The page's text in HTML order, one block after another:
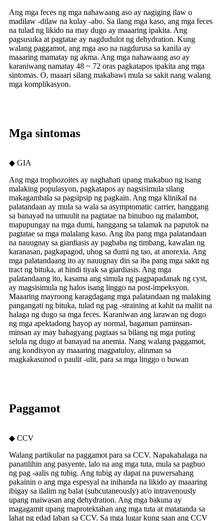
Ang mga feces ng mga nahawaang aso ay nagiging ilaw o
madilaw -dilaw na kulay -abo. Sa ilang mga kaso, ang mga feces
na tulad ng likido na may dugo ay maaaring ipakita. Ang
pagsusuka at pagtatae ay nagdudulot ng dehydration. Kung
walang paggamot, ang mga aso na nagdurusa sa kanila ay
maaaring mamatay ng akma. Ang mga nahawaang aso ay
karaniwang namatay 48 ~ 72 oras pagkatapos ipakita ang mga
sintomas. O, maaari silang makabawi mula sa sakit nang walang
mga komplikasyon.
Mga sintomas
◆ GIA
Ang mga trophozoites ay naghahati upang makabuo ng isang
malaking populasyon, pagkatapos ay nagsisimula silang
makagambala sa pagsipsip ng pagkain. Ang mga klinikal na
palatandaan ay mula sa wala sa asymptomatic carrier, hanggang
sa banayad na umuulit na pagtatae na binubuo ng malambot,
mapupungay na mga dumi, hanggang sa talamak na paputok na
pagtatae sa mga malalang kaso. Ang iba pang mga palatandaan
na nauugnay sa giardiasis ay pagbaba ng timbang, kawalan ng
karanasan, pagkapagod, uhog sa dumi ng tao, at anorexia. Ang
mga palatandaang ito ay nauugnay din sa iba pang mga sakit ng
tract ng bituka, at hindi tiyak sa giardiasis. Ang mga
palatandaang ito, kasama ang simula ng pagpapadanak ng cyst,
ay magsisimula ng halos isang linggo na post-impeksyon.
Maaaring mayroong karagdagang mga palatandaan ng malaking
pangangati ng bituka, tulad ng pag -straining at kahit na maliit na
halaga ng dugo sa mga feces. Karaniwan ang larawan ng dugo
ng mga apektadong hayop ay normal, bagaman paminsan-
minsan ay may bahagyang pagtaas sa bilang ng mga puting
selula ng dugo at banayad na anemia. Nang walang paggamot,
ang kondisyon ay maaaring magpatuloy, alinman sa
magkakasunod o paulit -ulit, para sa mga linggo o buwan
Paggamot
◆ CCV
Walang partikular na paggamot para sa CCV. Napakahalaga na
panatilihin ang pasyente, lalo na ang mga tuta, mula sa pagbuo
ng pag -aalis ng tubig. Ang tubig ay dapat na puwersahang
pakainin o ang mga espesyal na inihanda na likido ay maaaring
ibigay sa ilalim ng balat (subcutaneously) at/o intravenously
upang maiwasan ang dehydration. Ang mga bakuna ay
magagamit upang maprotektahan ang mga tuta at matatanda sa
lahat ng edad laban sa CCV. Sa mga lugar kung saan ang CCV